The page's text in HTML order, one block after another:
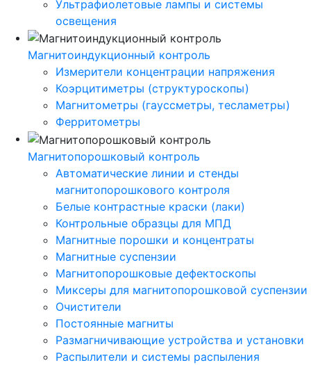
Ультрафиолетовые лампы и системы
освещения
Магнитоиндукционный контроль
Измерители концентрации напряжения
Коэрцитиметры (структуроскопы)
Магнитометры (гауссметры, тесламетры)
Ферритометры
Магнитопорошковый контроль
Автоматические линии и стенды
магнитопорошкового контроля
Белые контрастные краски (лаки)
Контрольные образцы для МПД
Магнитные порошки и концентраты
Магнитные суспензии
Магнитопорошковые дефектоскопы
Миксеры для магнитопорошковой суспензии
Очистители
Постоянные магниты
Размагничивающие устройства и установки
Распылители и системы распыления